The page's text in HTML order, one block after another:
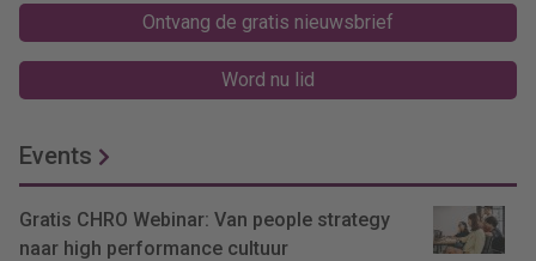
Ontvang de gratis nieuwsbrief
Word nu lid
Events
Gratis CHRO Webinar: Van people strategy
naar high performance cultuur